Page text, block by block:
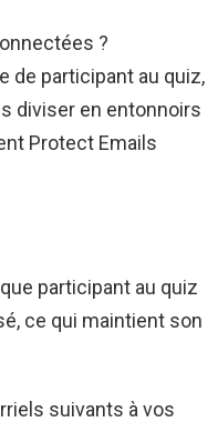
?
de participant au quiz,
diviser en entonnoirs
Protect Emails
participant au quiz
ce qui maintient son
suivants à vos